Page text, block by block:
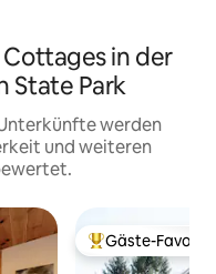
in der
State Park
werden
und weiteren
Beliebter Gäste-
Gäste-Favorit